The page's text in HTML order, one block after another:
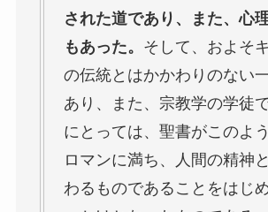
された道であり、また、心
もあった。 そして、およそ
の伝統とはかかわりのない
あり、また、宗教学の学徒
にとっては、聖書がこのよ
ロマンに満ち、人間の精神
わるものであることをはじ